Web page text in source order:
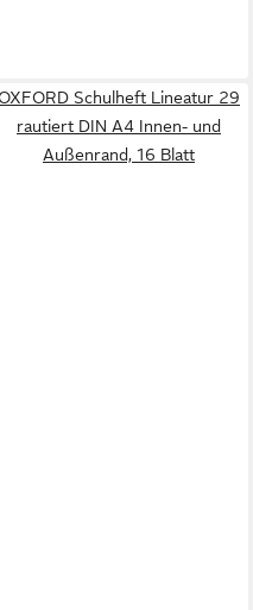
Schulheft Lineatur 29
rautiert DIN A4 Innen- und
Außenrand, 16 Blatt